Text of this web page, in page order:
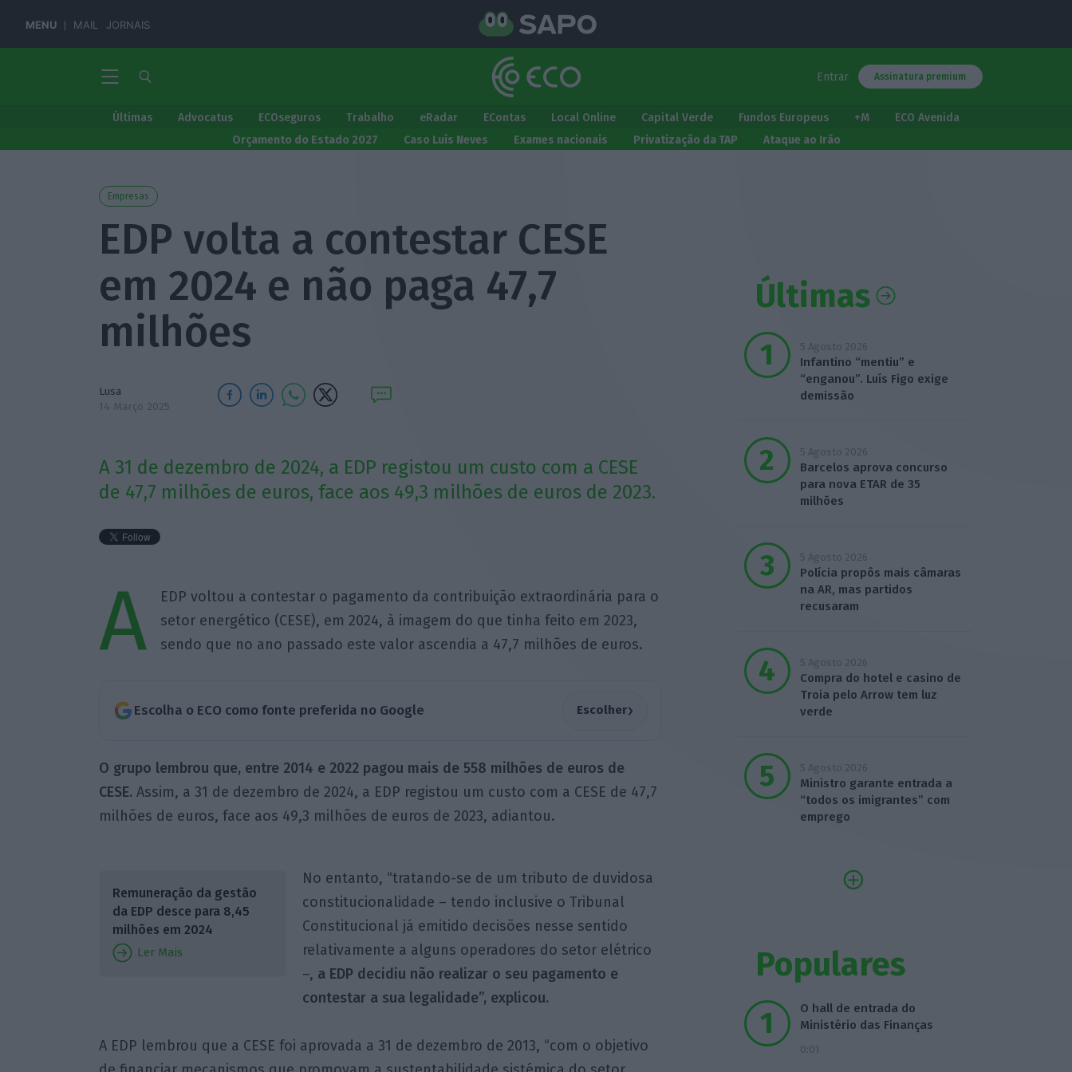
MENU MAIL JORNAIS
Entrar Assinatura premium
Últimas Advocatus ECOseguros Trabalho eRadar EContas Local Online Capital Verde Fundos Europeus +M
ECO Avenida
Orçamento do Estado 2027
Caso Luís Neves Exames nacionais Privatização da TAP Ataque ao Irão
Empresas
EDP volta a contestar CESE
em 2024 e não paga 47,7
milhões
Lusa
14 Março 2025
A 31 de dezembro de 2024, a EDP registou um custo com a CESE
de 47,7 milhões de euros, face aos 49,3 milhões de euros de 2023.
A
EDP voltou a contestar o pagamento da contribuição extraordinária para o
setor energético (CESE), em 2024, à imagem do que tinha feito em 2023,
sendo que no ano passado este valor ascendia a 47,7 milhões de euros.
Escolha o ECO como fonte preferida no Google Escolher›
O grupo lembrou que, entre 2014 e 2022 pagou mais de 558 milhões de euros de
CESE. Assim, a 31 de dezembro de 2024, a EDP registou um custo com a CESE de 47,7
milhões de euros, face aos 49,3 milhões de euros de 2023, adiantou.
Remuneração da gestão
da EDP desce para 8,45
milhões em 2024
Ler Mais
No entanto, “tratando-se de um tributo de duvidosa
constitucionalidade – tendo inclusive o Tribunal
Constitucional já emitido decisões nesse sentido
relativamente a alguns operadores do setor elétrico
–, a EDP decidiu não realizar o seu pagamento e
contestar a sua legalidade”, explicou.
A EDP lembrou que a CESE foi aprovada a 31 de dezembro de 2013, “com o objetivo
Últimas
5 Agosto 2026
Infantino “mentiu” e
“enganou”. Luís Figo exige
demissão
5 Agosto 2026
Barcelos aprova concurso
para nova ETAR de 35
milhões
5 Agosto 2026
Polícia propôs mais câmaras
na AR, mas partidos
recusaram
5 Agosto 2026
Compra do hotel e casino de
Troia pelo Arrow tem luz
verde
5 Agosto 2026
Ministro garante entrada a
“todos os imigrantes” com
emprego
Populares
O hall de entrada do
Ministério das Finanças
0:01